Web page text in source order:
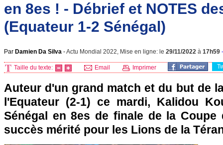
en 8es ! - Débrief et NOTES
(Equateur 1-2 Sénégal)
Par Damien Da Silva -Actu Mondial 2022, Mise en ligne: le 29/11/2022 à 17h59
Taille du texte: Email Imprimer
Auteur d'un grand match et du but de
l'Equateur (2-1) ce mardi, Kalidou
Sénégal en 8es de finale de la Coupe
succès mérité pour les Lions de la